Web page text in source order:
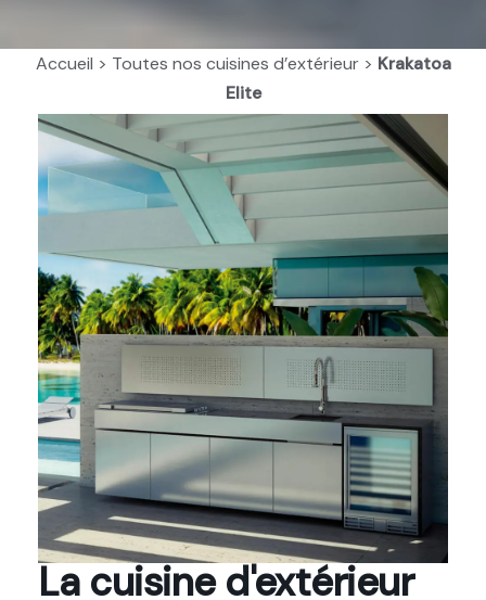
Accueil > Toutes nos cuisines d’extérieur > Krakatoa
Elite
La cuisine d'extérieur